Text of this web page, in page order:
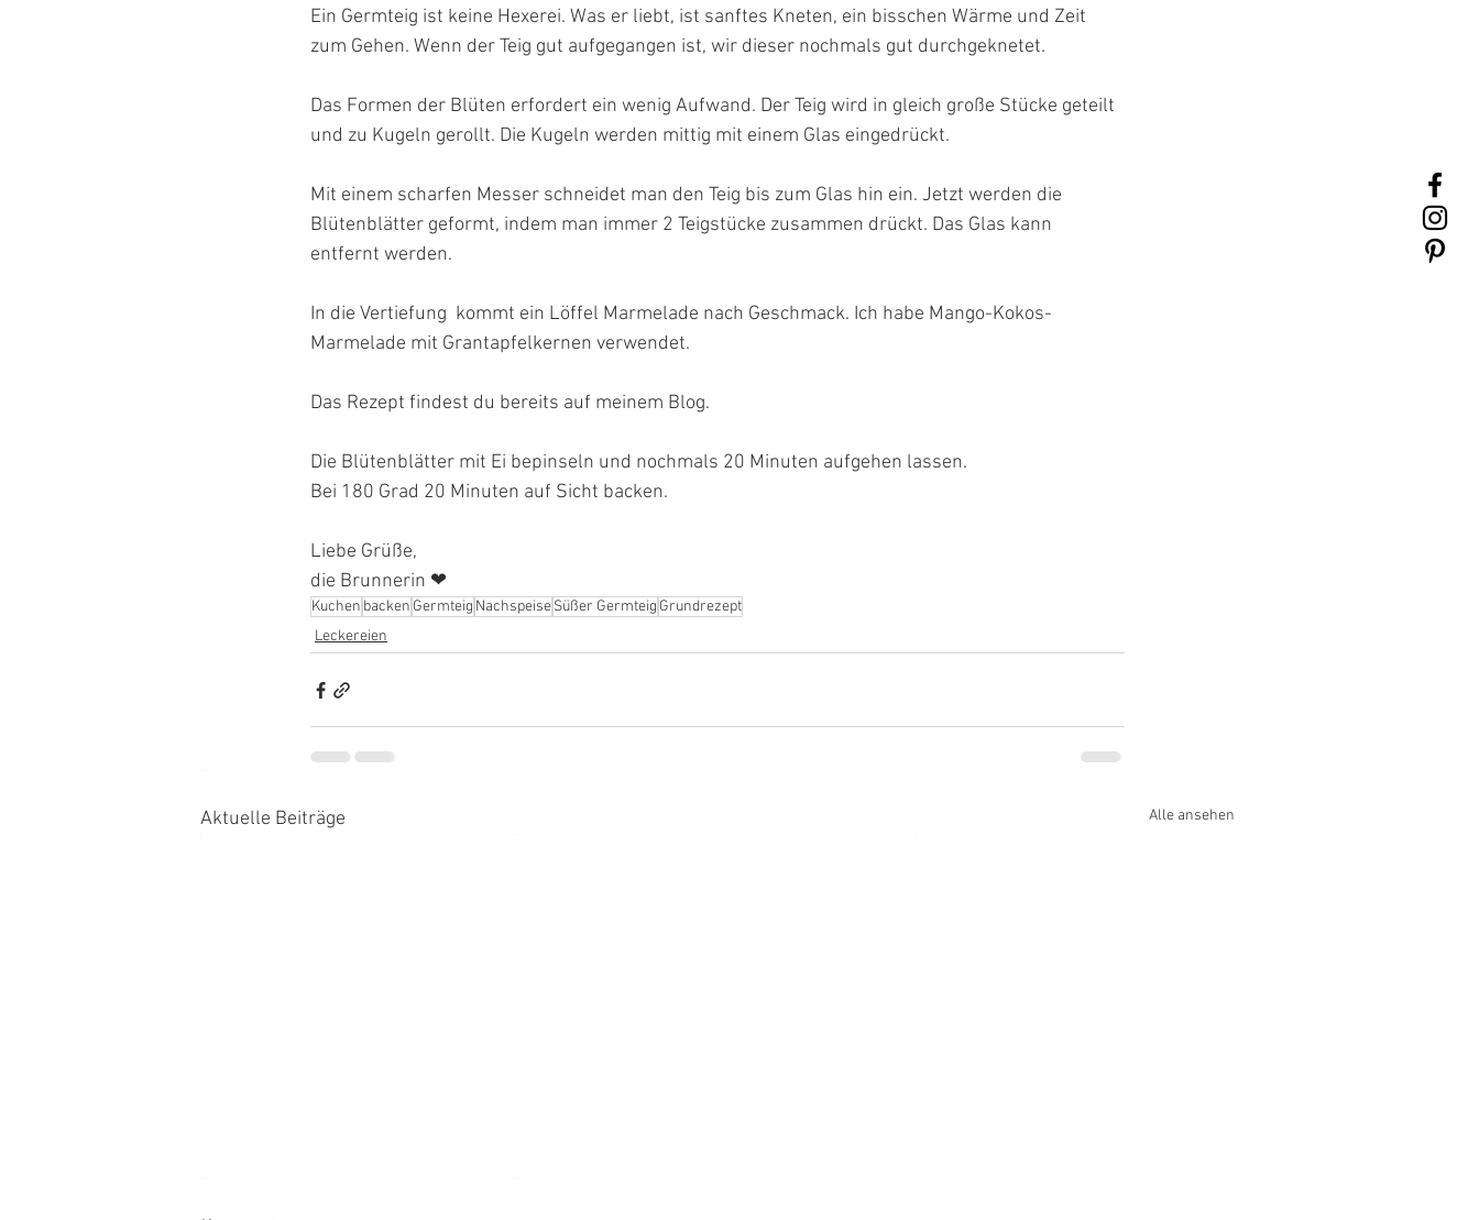
Ein Germteig ist keine Hexerei. Was er liebt, ist sanftes Kneten, ein bisschen Wärme und Zeit
zum Gehen. Wenn der Teig gut aufgegangen ist, wir dieser nochmals gut durchgeknetet.
Das Formen der Blüten erfordert ein wenig Aufwand. Der Teig wird in gleich große Stücke geteilt
und zu Kugeln gerollt. Die Kugeln werden mittig mit einem Glas eingedrückt.
Mit einem scharfen Messer schneidet man den Teig bis zum Glas hin ein. Jetzt werden die
Blütenblätter geformt, indem man immer 2 Teigstücke zusammen drückt. Das Glas kann
entfernt werden.
In die Vertiefung  kommt ein Löffel Marmelade nach Geschmack. Ich habe Mango-Kokos-
Marmelade mit Grantapfelkernen verwendet.
Das Rezept findest du bereits auf meinem Blog.
Die Blütenblätter mit Ei bepinseln und nochmals 20 Minuten aufgehen lassen.
Bei 180 Grad 20 Minuten auf Sicht backen.
Liebe Grüße,
die Brunnerin ❤
Kuchen backen Germteig NachspeiseSüßer Germteig Grundrezept
Leckereien
Aktuelle Beiträge Alle ansehen